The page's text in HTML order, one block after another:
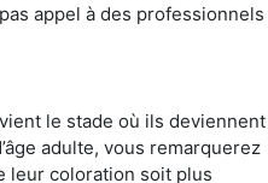
appel à des professionnels
le stade où ils deviennent
adulte, vous remarquerez
leur coloration soit plus